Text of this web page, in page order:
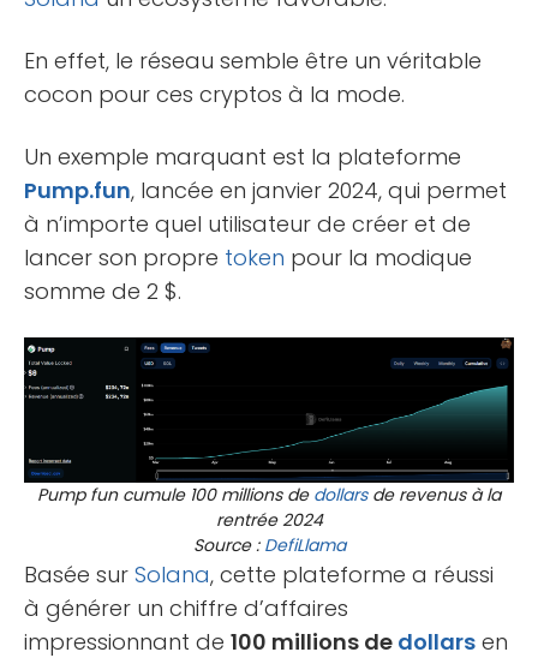
En effet, le réseau semble être un véritable
cocon pour ces cryptos à la mode.
Un exemple marquant est la plateforme
Pump.fun, lancée en janvier 2024, qui permet
à n’importe quel utilisateur de créer et de
lancer son propre token pour la modique
somme de 2 $.
Pump fun cumule 100 millions de dollarsde revenus à la
rentrée 2024
Source : DefiLlama
Basée sur Solana, cette plateforme a réussi
à générer un chiffre d’affaires
impressionnant de 100 millions de dollars en